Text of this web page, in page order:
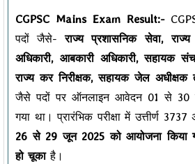
CGPSC Mains Exam Result:-
पदों जैसे-राज्य प्रशासनिक सेवा,
अधिकारी, आबकारी अधिकारी, सहायक
राज्य कर निरीक्षक, सहायक जेल अधीक्षक
जैसे पदों पर ऑनलाइन आवेदन 01 से 30
गया था। प्रारंभिक परीक्षा में उत्तीर्ण 3737
26 से 29 जून 2025 को आयोजना किया
हो चूकाहै।